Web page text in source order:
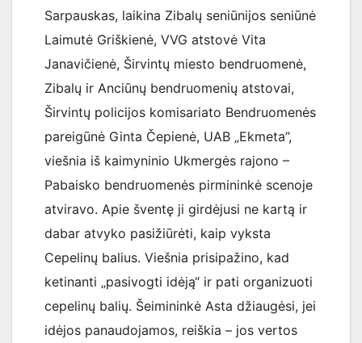
Sarpauskas, laikina Zibalų seniūnijos seniūnė
Laimutė Griškienė, VVG atstovė Vita
Janavičienė, Širvintų miesto bendruomenė,
Zibalų ir Anciūnų bendruomenių atstovai,
Širvintų policijos komisariato Bendruomenės
pareigūnė Ginta Čepienė, UAB „Ekmeta”,
viešnia iš kaimyninio Ukmergės rajono –
Pabaisko bendruomenės pirmininkė scenoje
atviravo. Apie šventę ji girdėjusi ne kartą ir
dabar atvyko pasižiūrėti, kaip vyksta
Cepelinų balius. Viešnia prisipažino, kad
ketinanti „pasivogti idėją“ ir pati organizuoti
cepelinų balių. Šeimininkė Asta džiaugėsi, jei
idėjos panaudojamos, reiškia – jos vertos